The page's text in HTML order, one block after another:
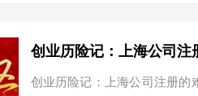
公司呢？那可是企业所得税
创业历险记：上海公司注
创业历险记：上海公司注册的